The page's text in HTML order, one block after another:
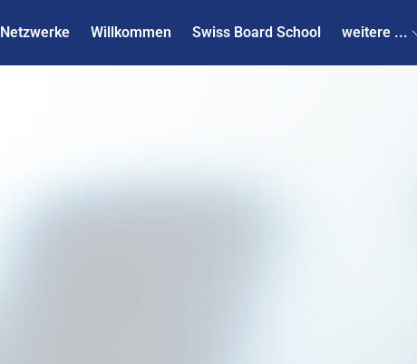
Netzwerke Willkommen Swiss Board School weitere ...